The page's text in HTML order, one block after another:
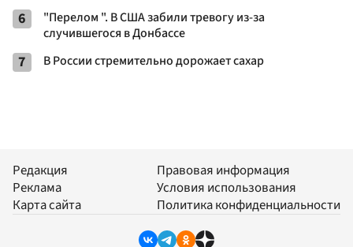
6
"Перелом ". В США забили тревогу из-за
случившегося в Донбассе
7 В России стремительно дорожает сахар
Редакция
Реклама
Карта сайта
Правовая информация
Условия использования
Политика конфиденциальности